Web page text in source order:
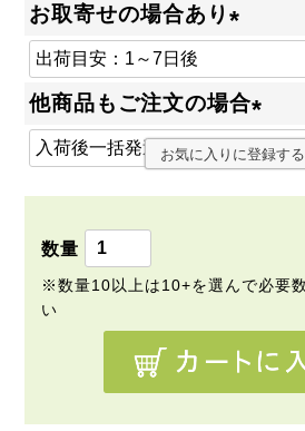
お取寄せの場合あり
必
)
他商品もご注文の場合
(
お気に入りに登録する